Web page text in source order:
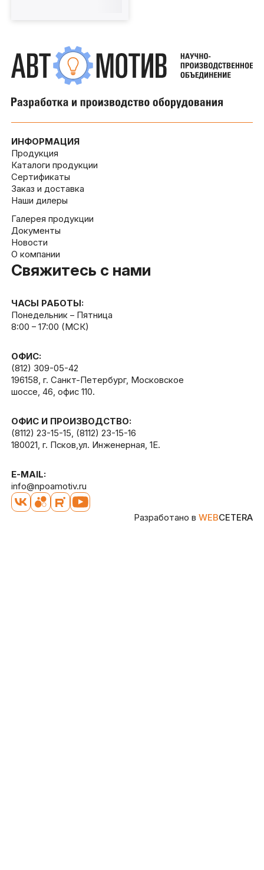
ИНФОРМАЦИЯ
Продукция
Каталоги продукции
Сертификаты
Заказ и доставка
Наши дилеры
Галерея продукции
Документы
Новости
О компании
Свяжитесь с нами
ЧАСЫ РАБОТЫ:
Понедельник – Пятница
8:00 – 17:00 (МСК)
ОФИС:
(812) 309-05-42
196158, г. Санкт-Петербург, Московское
шоссе, 46, офис 110.
ОФИС И ПРОИЗВОДСТВО:
(8112) 23-15-15, (8112) 23-15-16
180021, г. Псков,ул. Инженерная, 1Е.
E-MAIL:
info@npoamotiv.ru
Разработано вWEBCETERA